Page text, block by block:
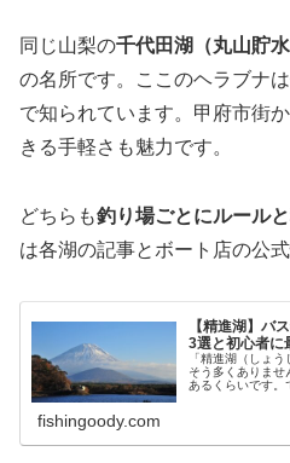
同じ山梨の千代田湖（丸山貯水
の名所です。ここのヘラブナ
で知られています。甲府市街
きる手軽さも魅力です。
どちらも釣り場ごとにルール
は各湖の記事とボート店の公
【精進湖】バ
3選と初心者に
「精進湖（しょ
そう多くありませ
あるくらいです。
fishingoody.com